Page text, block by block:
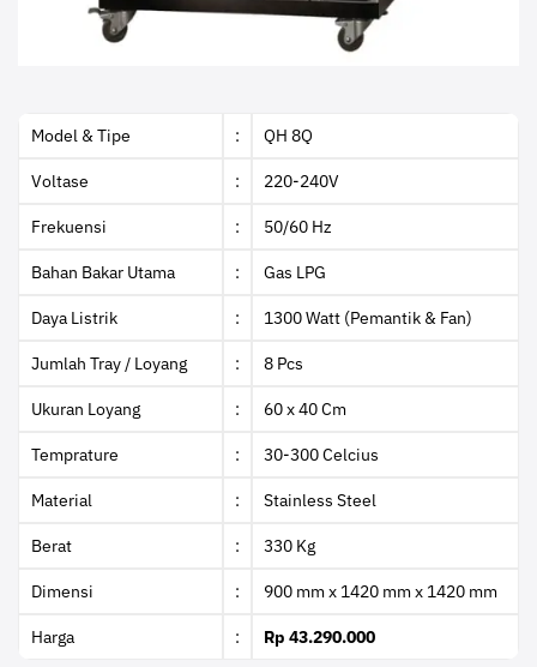
Model & Tipe : QH 8Q
Voltase : 220-240V
Frekuensi : 50/60 Hz
Bahan Bakar Utama : Gas LPG
Daya Listrik : 1300 Watt (Pemantik & Fan)
Jumlah Tray / Loyang : 8 Pcs
Ukuran Loyang : 60 x 40 Cm
Temprature : 30-300 Celcius
Material : Stainless Steel
Berat : 330 Kg
Dimensi : 900 mm x 1420 mm x 1420 mm
Harga : Rp 43.290.000